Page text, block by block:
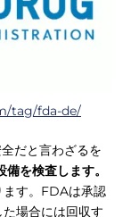
tag/fda-de/
だと言わざるを
を検査します。
ます。FDAは承認
場合には回収す